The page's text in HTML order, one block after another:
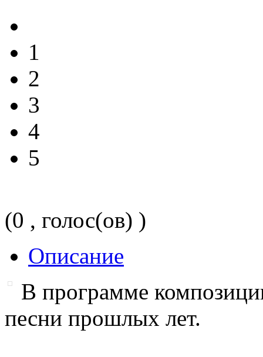
1
2
3
4
5
(0 , голос(ов) )
Описание
В программе
песни прошлых лет.